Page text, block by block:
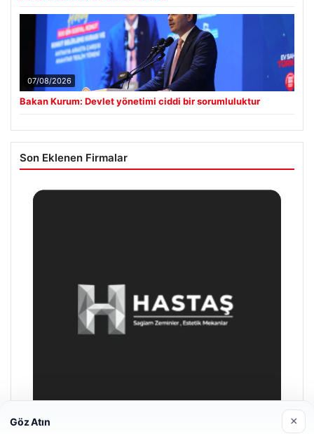
07/08/2026
Bakan Kurum: Devlet yönetimi ciddi bir sorumluluktur
Son Eklenen Firmalar
Göz Atın ×